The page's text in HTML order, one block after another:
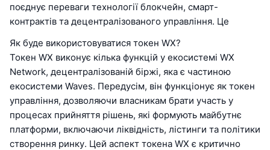
поєднує переваги технології блокчейн, смарт-
контрактів та децентралізованого управління. Це
Як буде використовуватися токен WX?
Токен WX виконує кілька функцій у екосистемі WX
Network, децентралізованій біржі, яка є частиною
екосистеми Waves. Передусім, він функціонує як токен
управління, дозволяючи власникам брати участь у
процесах прийняття рішень, які формують майбутнє
платформи, включаючи ліквідність, лістинги та політики
створення ринку. Цей аспект токена WX є критично